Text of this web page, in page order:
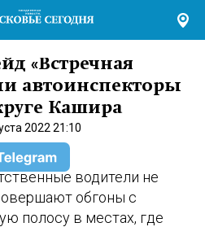
«Встречная
автоинспекторы
Кашира
2022 21:10
водители не
обгоны с
полосу в местах, где